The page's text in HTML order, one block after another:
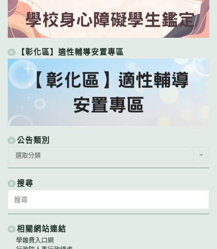
【彰化區】適性輔導安置專區
公告類別
類
別
選取分類
搜尋
for:
相關網站連結
學雜費入口網